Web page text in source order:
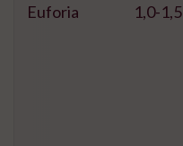
Euforia 1,0-1,5